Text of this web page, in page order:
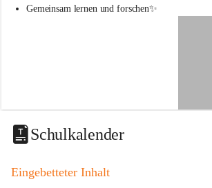
i
t
a
o
Gemeinsam lernen und forschen✨
Schulkalender
Eingebetteter Inhalt